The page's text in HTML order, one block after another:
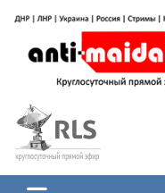
содержимому
на Украине
гражданской войне на
ЛНР и других регионах.